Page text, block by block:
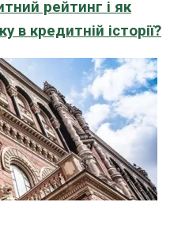
рейтинг і як
в кредитній історії?